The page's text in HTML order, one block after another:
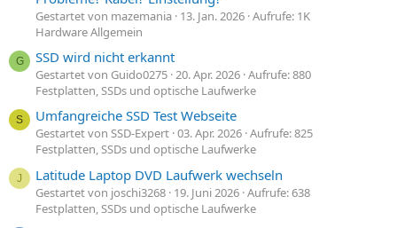
Gestartet von mazemania 13. Jan. 2026 Aufrufe: 1K
Hardware Allgemein
G SSD wird nicht erkannt
Gestartet von Guido0275 20. Apr. 2026 Aufrufe: 880
Festplatten, SSDs und optische Laufwerke
S Umfangreiche SSD Test Webseite
Gestartet von SSD-Expert 03. Apr. 2026 Aufrufe: 825
Festplatten, SSDs und optische Laufwerke
J Latitude Laptop DVD Laufwerk wechseln
Gestartet von joschi3268 19. Juni 2026 Aufrufe: 638
Festplatten, SSDs und optische Laufwerke